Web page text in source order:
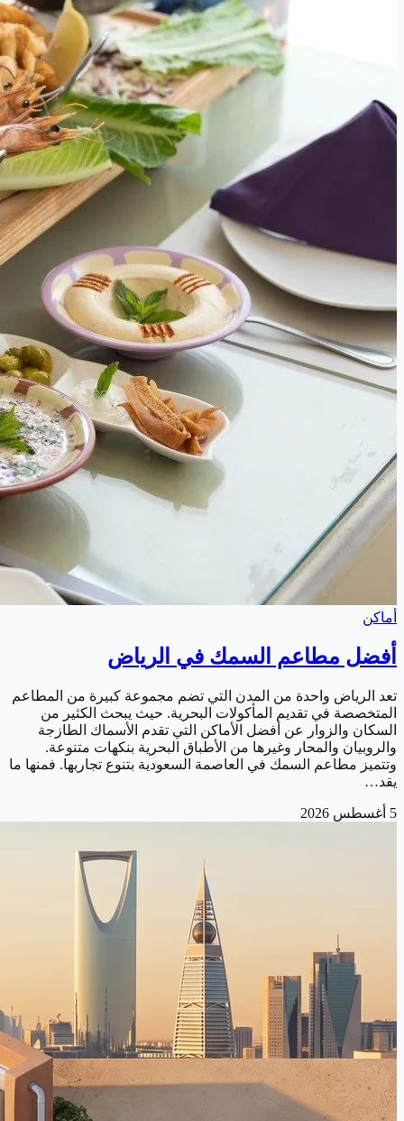
أماكن
أفضل مطاعم السمك في الرياض
تعد الرياض واحدة من المدن التي تضم مجموعة كبيرة من المطاعم
المتخصصة في تقديم المأكولات البحرية. حيث يبحث الكثير من
السكان والزوار عن أفضل الأماكن التي تقدم الأسماك الطازجة
والروبيان والمحار وغيرها من الأطباق البحرية بنكهات متنوعة.
وتتميز مطاعم السمك في العاصمة السعودية بتنوع تجاربها. فمنها ما
يقد…
5 أغسطس 2026